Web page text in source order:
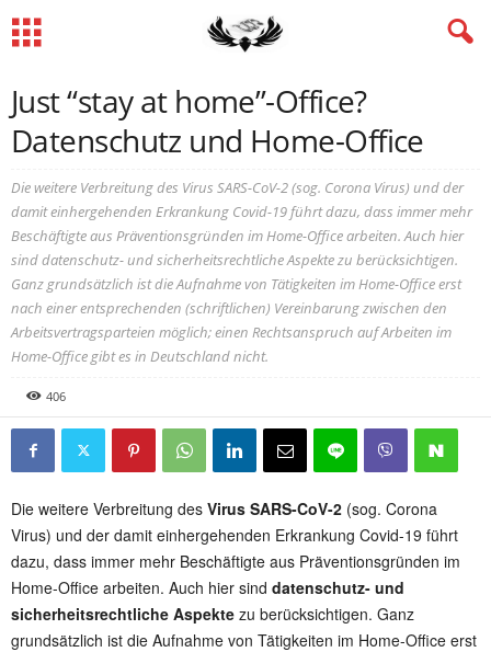
Just “stay at home”-Office?
Datenschutz und Home-Office
Die weitere Verbreitung des Virus SARS-CoV-2 (sog. Corona Virus) und der
damit einhergehenden Erkrankung Covid-19 führt dazu, dass immer mehr
Beschäftigte aus Präventionsgründen im Home-Office arbeiten. Auch hier
sind datenschutz- und sicherheitsrechtliche Aspekte zu berücksichtigen.
Ganz grundsätzlich ist die Aufnahme von Tätigkeiten im Home-Office erst
nach einer entsprechenden (schriftlichen) Vereinbarung zwischen den
Arbeitsvertragsparteien möglich; einen Rechtsanspruch auf Arbeiten im
Home-Office gibt es in Deutschland nicht.
406
Die weitere Verbreitung des Virus SARS-CoV-2 (sog. Corona
Virus) und der damit einhergehenden Erkrankung Covid-19 führt
dazu, dass immer mehr Beschäftigte aus Präventionsgründen im
Home-Office arbeiten. Auch hier sind datenschutz- und
sicherheitsrechtliche Aspekte zu berücksichtigen. Ganz
grundsätzlich ist die Aufnahme von Tätigkeiten im Home-Office erst